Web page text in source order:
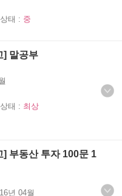
태 : 중
] 말공부
태 : 최상
] 부동산 투자 100문 1
년 04월